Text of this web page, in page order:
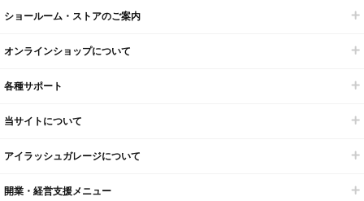
ショールーム・ストアのご案内
オンラインショップについて
各種サポート
当サイトについて
アイラッシュガレージについて
開業・経営支援メニュー